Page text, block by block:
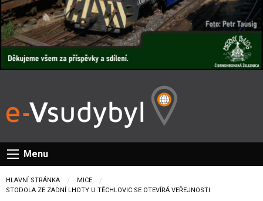
Menu
HLAVNÍ STRÁNKA
MICE
CURRENT:
STODOLA ZE ZADNÍ LHOTY U TĚCHLOVIC SE OTEVÍRÁ VEŘEJNOSTI